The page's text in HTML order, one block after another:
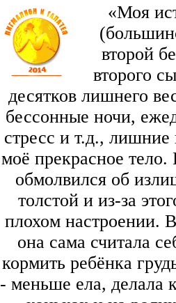
«Моя
второй
второго
десятков лишнего
бессонные ночи,
стресс и т.д.,
моё прекрасное
обмолвился об
толстой и из-за
плохом настроении.
она сама считала
кормить ребёнка
- меньше ела, делала